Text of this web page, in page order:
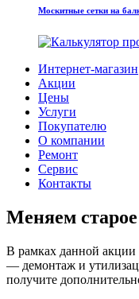
Москитные сетки на
Интернет-магазин
Акции
Цены
Услуги
Покупателю
О компании
Ремонт
Сервис
Контакты
Меняем
В рамках данной акции
— демонтаж и
получите